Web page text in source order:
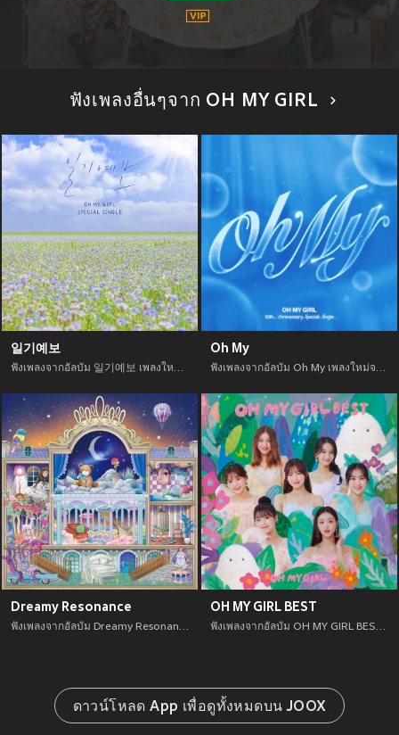
ฟังเพลงอื่นๆจาก OH MY GIRL
일기예보
ฟังเพลงจากอัลบัม 일기예보 เพลงใหม่จาก อัพเดทเพลงใหม่ล่าสุดก่อนใคร ตลอดปี 2021
Oh My
ฟังเพลงจากอัลบัม Oh My เพลงใหม่จาก อัพเดทเพลงใหม่ล่าสุดก่อนใคร ตลอดปี 2021
Dreamy Resonance
ฟังเพลงจากอัลบัม Dreamy Resonance เพลงใหม่จาก อัพเดทเพลงใหม่ล่าสุดก่อนใคร ตลอดปี 2021
OH MY GIRL BEST
ฟังเพลงจากอัลบัม OH MY GIRL BEST เพลงใหม่จาก อัพเดทเพลงใหม่ล่าสุดก่อนใคร ตลอดปี 2021
ดาวน์โหลด App เพื่อดูทั้งหมดบน JOOX